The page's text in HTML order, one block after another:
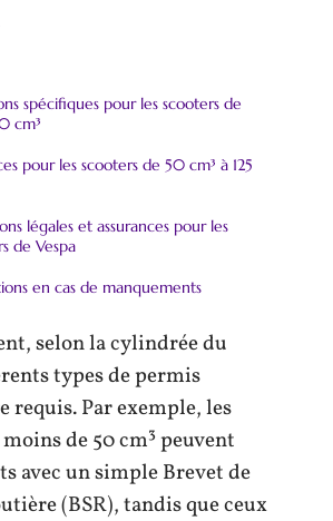
spécifiques pour les scooters de
cm³
pour les scooters de 50 cm³ à 125
légales et assurances pour les
de Vespa
en cas de manquements
selon la cylindrée du
types de permis
requis. Par exemple, les
de 50 cm³ peuvent
avec un simple Brevet de
(BSR), tandis que ceux